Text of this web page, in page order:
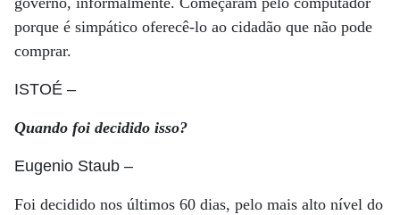
porque é simpático oferecê-lo ao cidadão que não pode
comprar.
ISTOÉ –
Quando foi decidido isso?
Eugenio Staub –
Foi decidido nos últimos 60 dias, pelo mais alto nível do